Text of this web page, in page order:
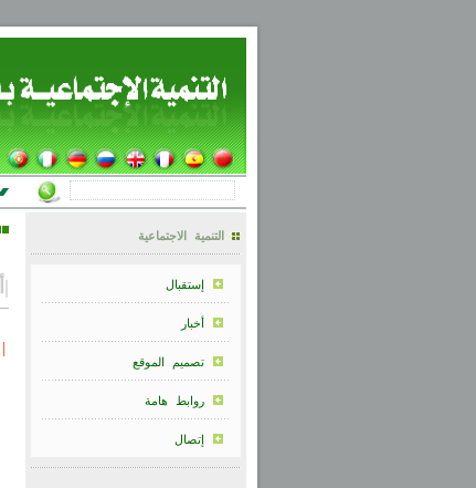
التنمية الاجتماعية
إستقبال
أخبار
تصميم الموقع
روابط هامة
إتصال
|